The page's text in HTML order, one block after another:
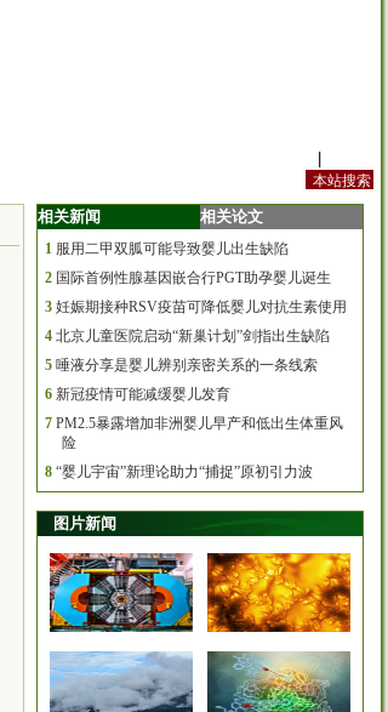
相关新闻 相关论文
1 服用二甲双胍可能导致婴儿出生缺陷
2 国际首例性腺基因嵌合行PGT助孕婴儿诞生
3 妊娠期接种RSV疫苗可降低婴儿对抗生素使用
4 北京儿童医院启动“新巢计划”剑指出生缺陷
5 唾液分享是婴儿辨别亲密关系的一条线索
6 新冠疫情可能减缓婴儿发育
7 PM2.5暴露增加非洲婴儿早产和低出生体重风
险
8 “婴儿宇宙”新理论助力“捕捉”原初引力波
图片新闻